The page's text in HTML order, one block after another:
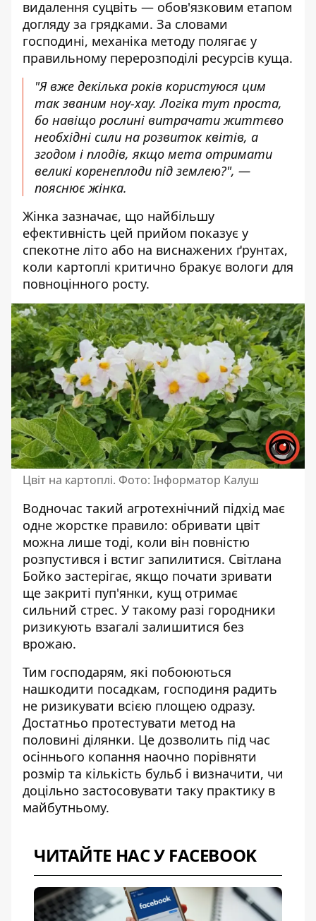
видалення суцвіть — обов'язковим етапом
догляду за грядками. За словами
господині, механіка методу полягає у
правильному перерозподілі ресурсів куща.
"Я вже декілька років користуюся цим
так званим ноу-хау. Логіка тут проста,
бо навіщо рослині витрачати життєво
необхідні сили на розвиток квітів, а
згодом і плодів, якщо мета отримати
великі коренеплоди під землею?", —
пояснює жінка.
Жінка зазначає, що найбільшу
ефективність цей прийом показує у
спекотне літо або на виснажених ґрунтах,
коли картоплі критично бракує вологи для
повноцінного росту.
Цвіт на картоплі. Фото: Інформатор Калуш
Водночас такий агротехнічний підхід має
одне жорстке правило: обривати цвіт
можна лише тоді, коли він повністю
розпустився і встиг запилитися. Світлана
Бойко застерігає, якщо почати зривати
ще закриті пуп'янки, кущ отримає
сильний стрес. У такому разі городники
ризикують взагалі залишитися без
врожаю.
Тим господарям, які побоюються
нашкодити посадкам, господиня радить
не ризикувати всією площею одразу.
Достатньо протестувати метод на
половині ділянки. Це дозволить під час
осіннього копання наочно порівняти
розмір та кількість бульб і визначити, чи
доцільно застосовувати таку практику в
майбутньому.
ЧИТАЙТЕ НАС У FACEBOOK